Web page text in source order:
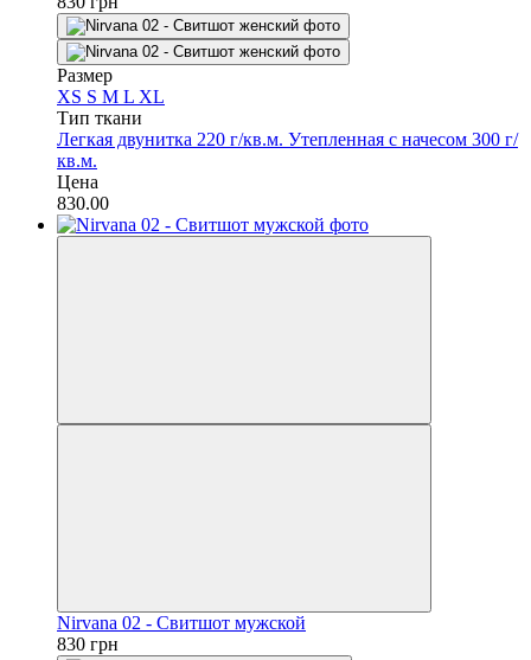
Размер
XS S M L XL
Тип ткани
Легкая двунитка 220 г/кв.м. Утепленная с начесом 300 г/
кв.м.
Цена
830.00
Nirvana 02 - Свитшот мужской
830 грн